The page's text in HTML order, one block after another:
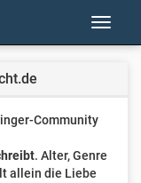
Community
. Alter, Genre
allein die Liebe